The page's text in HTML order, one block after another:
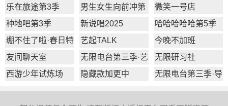
乐在旅途第3季
男生女生向前冲第
17季
微笑一号店
种地吧第3季
新说唱2025
哈哈哈哈哈第5季
绷不住了啦·春日特
辑
艺起TALK
今晚不加班
友间聊天室
无限电台第三季·艺
员篇
无限研习社
西游少年试炼场
隐藏款加更中
无限电台第三季·导